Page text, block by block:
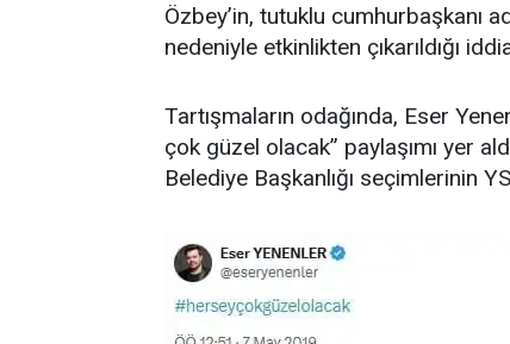
Özbey’in, tutuklu cumhurbaşkanı
nedeniyle etkinlikten çıkarıldığı
Tartışmaların odağında, Eser
çok güzel olacak” paylaşımı yer
Belediye Başkanlığı seçimlerinin